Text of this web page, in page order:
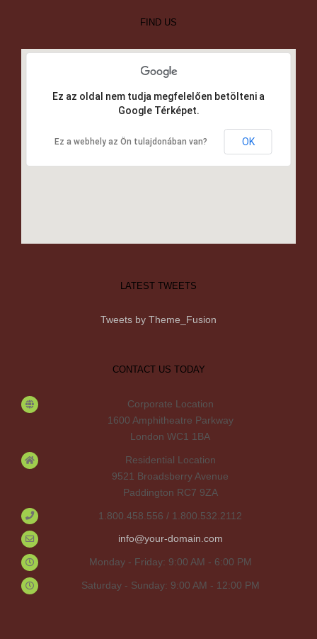
FIND US
Ez az oldal nem tudja megfelelően betölteni a
Google Térképet.
Ez a webhely az Ön tulajdonában van? OK
LATEST TWEETS
Tweets by Theme_Fusion
CONTACT US TODAY
Corporate Location
1600 Amphitheatre Parkway
London WC1 1BA
Residential Location
9521 Broadsberry Avenue
Paddington RC7 9ZA
1.800.458.556 / 1.800.532.2112
info@your-domain.com
Monday - Friday: 9:00 AM - 6:00 PM
Saturday - Sunday: 9:00 AM - 12:00 PM